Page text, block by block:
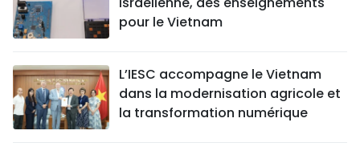
pour le Vietnam
L’IESC accompagne le Vietnam
dans la modernisation agricole et
la transformation numérique